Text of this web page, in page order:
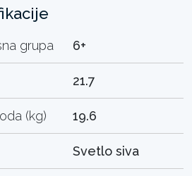
grupa 6+
21.7
(kg) 19.6
Svetlo siva